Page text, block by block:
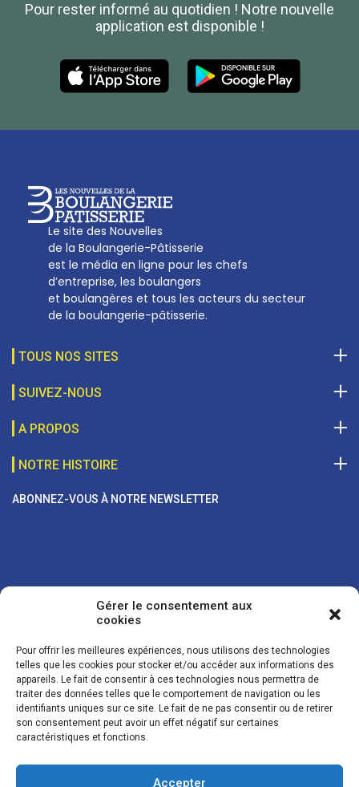
Gérer le consentement aux
cookies
Pour offrir les meilleures expériences, nous utilisons des technologies
telles que les cookies pour stocker et/ou accéder aux informations des
appareils. Le fait de consentir à ces technologies nous permettra de
traiter des données telles que le comportement de navigation ou les
identifiants uniques sur ce site. Le fait de ne pas consentir ou de retirer
son consentement peut avoir un effet négatif sur certaines
caractéristiques et fonctions.
Accepter
Pour rester informé au quotidien ! Notre nouvelle
application est disponible !
Le site des Nouvelles
de la Boulangerie-Pâtisserie
est le média en ligne pour les chefs
d’entreprise, les boulangers
et boulangères et tous les acteurs du secteur
de la boulangerie-pâtisserie.
TOUS NOS SITES
Boulanger de France
SUIVEZ-NOUS
A PROPOS
Les Nouvelles de la Boulangerie-Pâtisserie Française
27, av d’Eylau - 75782 Paris Cédex 16
01 53 70 16 25
NOTRE HISTOIRE
ABONNEZ-VOUS À NOTRE NEWSLETTER
Vos coordonnées sont uniquement utilisées pour vous envoyer des
lettres d'information sur nos activités. Vous pouvez à tout moment
utiliser le lien de désinscription figurant dans la lettre d'information.